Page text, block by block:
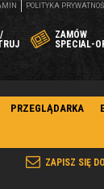
ZAMÓW
SPECIAL-
POLITYKA
PRZEGLĄDARKA
ZAPISZ SIĘ